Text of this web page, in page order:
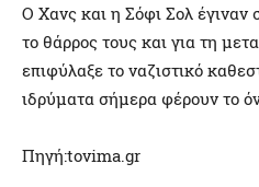
Ο Χανς και η Σόφι Σολ έγιναν
το θάρρος τους και για τη
επιφύλαξε το ναζιστικό
ιδρύματα σήμερα φέρουν το
Πηγή:tovima.gr